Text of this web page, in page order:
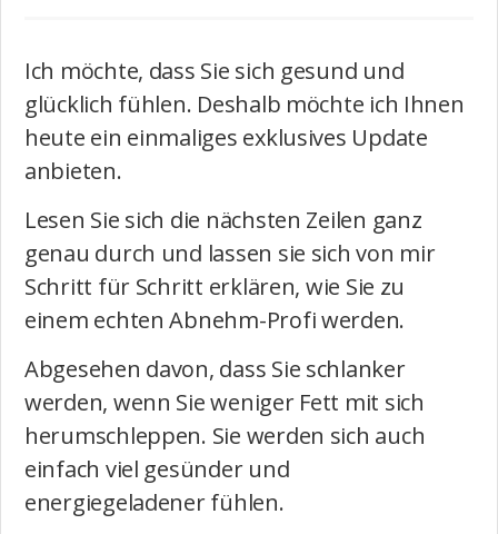
Ich möchte, dass Sie sich gesund und
glücklich fühlen. Deshalb möchte ich Ihnen
heute ein einmaliges exklusives Update
anbieten.
Lesen Sie sich die nächsten Zeilen ganz
genau durch und lassen sie sich von mir
Schritt für Schritt erklären, wie Sie zu
einem echten Abnehm-Profi werden.
Abgesehen davon, dass Sie schlanker
werden, wenn Sie weniger Fett mit sich
herumschleppen. Sie werden sich auch
einfach viel gesünder und
energiegeladener fühlen.